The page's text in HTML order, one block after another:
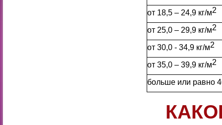
от 18,5 – 24,9 кг/м2
от 25,0 – 29,9 кг/м2
от 30,0 - 34,9 кг/м2
от 35,0 – 39,9 кг/м2
больше или равно